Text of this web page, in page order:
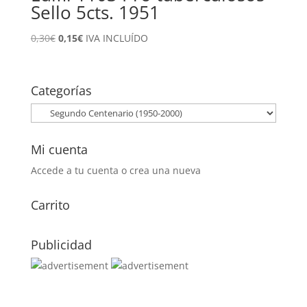
Sello 5cts. 1951
0,30€ El
0,30€.
0,15€El
0,15€.
IVA INCLUÍDO
Categorías
Mi cuenta
Accede a tu cuenta o crea una nueva
Carrito
Publicidad